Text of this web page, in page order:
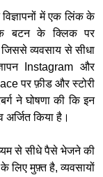
में एक लिंक के
बटन के क्लिक पर
व्यवसाय से सीधा
Instagram और
पर फ़ीड और स्टोरी
ने घोषणा की कि इन
अर्जित किया है।
से सीधे पैसे भेजने की
लिए मुफ़्त है, व्यवसायों